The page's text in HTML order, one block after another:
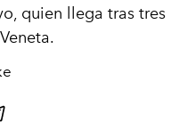
quien llega tras tres